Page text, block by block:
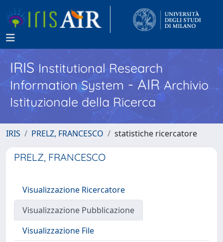
IRISInstitutional Research
Information System - AIR Archivio
Istituzionale della Ricerca
IRIS PRELZ, FRANCESCO statistiche ricercatore
PRELZ, FRANCESCO
Visualizzazione Ricercatore
Visualizzazione Pubblicazione
Visualizzazione File